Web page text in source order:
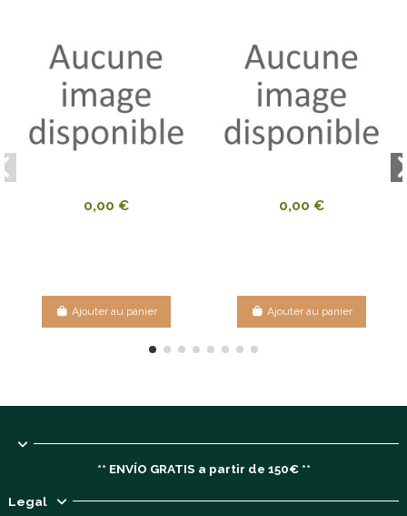
0,00 €
Ajouter au panier
0,00 €
Ajouter au panier
** ENVÍO GRATIS a partir de 150€ **
Legal